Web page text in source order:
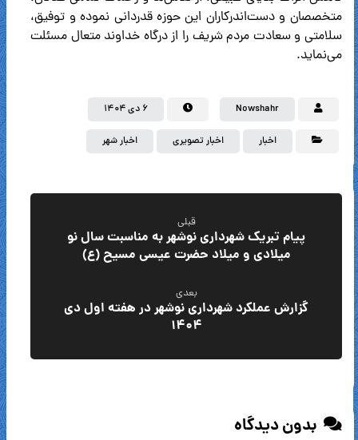
متخصصان و دست‌اندرکاران این حوزه قدردانی نموده و توفیق،
سلامتی و سعادت مردم شریف را از درگاه خداوند متعال مسئلت
می‌نماید.
Nowshahr ۶ دی ۱۴۰۴
اخبار اخبار تصویری اخبار شهر
قبلی
پیام تبریک شهرداری نوشهر به مناسبت سال نو
میلادی و میلاد حضرت عیسی مسیح (ع)
بعدی
گزارش عملکرد شهرداری نوشهر در هفته اول دی
۱۴۰۴
بدون دیدگاه